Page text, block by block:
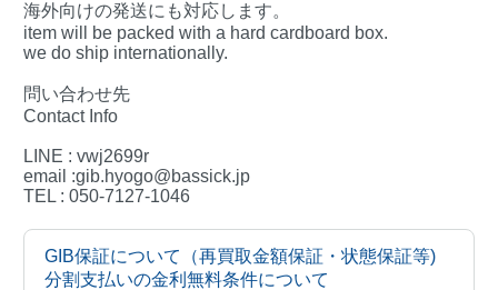
海外向けの発送にも対応します。
item will be packed with a hard cardboard box.
we do ship internationally.
問い合わせ先
Contact Info
LINE : vwj2699r
email :gib.hyogo@bassick.jp
TEL : 050-7127-1046
GIB保証について（再買取金額保証・状態保証等)
分割支払いの金利無料条件について